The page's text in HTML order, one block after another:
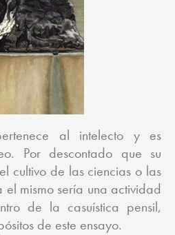
al intelecto y es
Por descontado que su
cultivo de las ciencias o las
mismo sería una actividad
de la casuística pensil,
de este ensayo.